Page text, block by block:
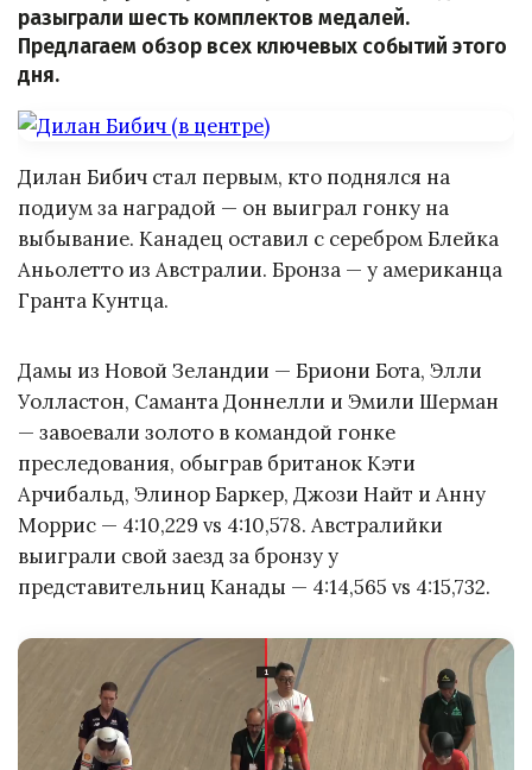
разыграли шесть комплектов медалей.
Предлагаем обзор всех ключевых событий этого
дня.
Дилан Бибич стал первым, кто поднялся на
подиум за наградой — он выиграл гонку на
выбывание. Канадец оставил с серебром Блейка
Аньолетто из Австралии. Бронза — у американца
Гранта Кунтца.
Дамы из Новой Зеландии — Бриони Бота, Элли
Уолластон, Саманта Доннелли и Эмили Шерман
— завоевали золото в командой гонке
преследования, обыграв британок Кэти
Арчибальд, Элинор Баркер, Джози Найт и Анну
Моррис — 4:10,229 vs 4:10,578. Австралийки
выиграли свой заезд за бронзу у
представительниц Канады — 4:14,565 vs 4:15,732.